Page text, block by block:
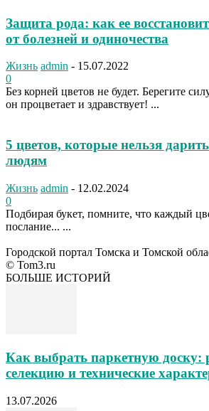
Защита рода: как ее
от болезней и одиночества
Жизнь admin - 15.07.2022
0
Без корней цветов не будет. Берегите
он процветает и здравствует! ...
5 цветов, которые нельзя
людям
Жизнь admin - 12.02.2024
0
Подбирая букет, помните, что каждый
послание... ...
Городской портал Томска и Томской
© Tom3.ru
БОЛЬШЕ ИСТОРИЙ
Как выбрать паркетную доску:
селекцию и технические
13.07.2026